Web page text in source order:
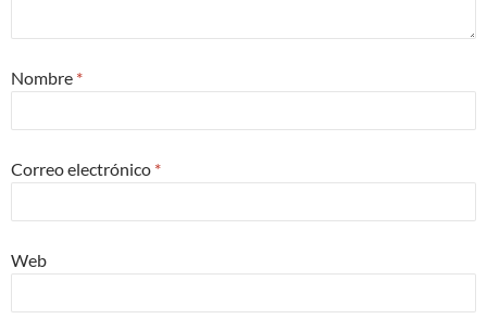
Nombre *
Correo electrónico *
Web